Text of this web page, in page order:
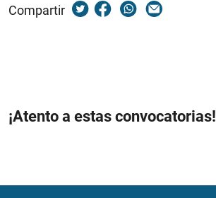
Compartir
¡Atento a estas convocatorias!